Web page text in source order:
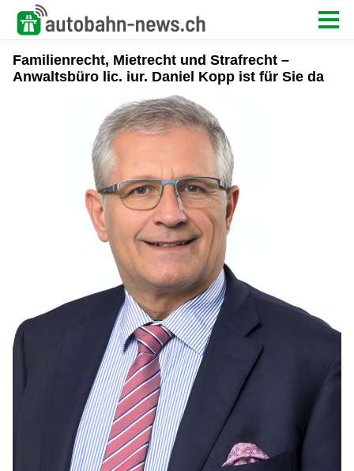
Familienrecht, Mietrecht und Strafrecht –
Anwaltsbüro lic. iur. Daniel Kopp ist für Sie da